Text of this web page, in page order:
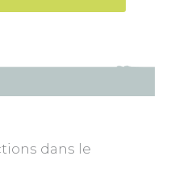
dans le